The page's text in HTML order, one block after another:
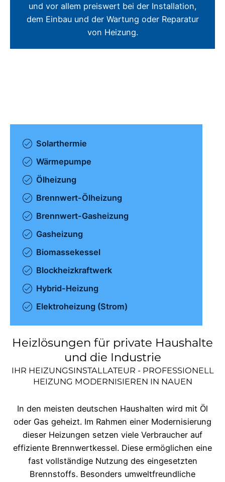
und vor allem preiswert bei der Installation,
dem Einbau und der Wartung oder Reparatur
von Heizung.
Solarthermie
Wärmepumpe
Ölheizung
Brennwert-Ölheizung
Brennwert-Gasheizung
Gasheizung
Biomassekessel
Blockheizkraftwerk
Hybrid-Heizung
Elektroheizung (Strom)
Heizlösungen für private Haushalte
und die Industrie
IHR HEIZUNGSINSTALLATEUR - PROFESSIONELL
HEIZUNG MODERNISIEREN IN NAUEN
In den meisten deutschen Haushalten wird mit Öl
oder Gas geheizt. Im Rahmen einer Modernisierung
dieser Heizungen setzen viele Verbraucher auf
effiziente Brennwertkessel. Diese ermöglichen eine
fast vollständige Nutzung des eingesetzten
Brennstoffs. Besonders umweltfreundliche